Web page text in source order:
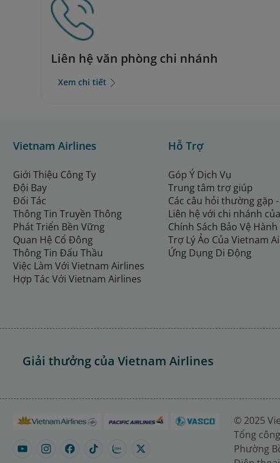
Liên hệ văn phòng chi nhánh
Xem chi tiết
Vietnam Airlines
Giới Thiệu Công Ty
Đội Bay
Đối Tác
Thông Tin Truyền Thông
Phát Triển Bền Vững
Quan Hệ Cổ Đông
Thông Tin Đấu Thầu
Việc Làm Với Vietnam Airlines
Hợp Tác Với Vietnam Airlines
Hỗ Trợ
Góp Ý Dịch Vụ
Trung tâm trợ giúp
Các câu hỏi thường gặp -
Liên hệ với chi nhánh
Chính Sách Bảo Vệ
Trợ Lý Ảo Của Vietnam
Ứng Dụng Di Động
Giải thưởng của Vietnam Airlines
© 2025
Tổng
Phường